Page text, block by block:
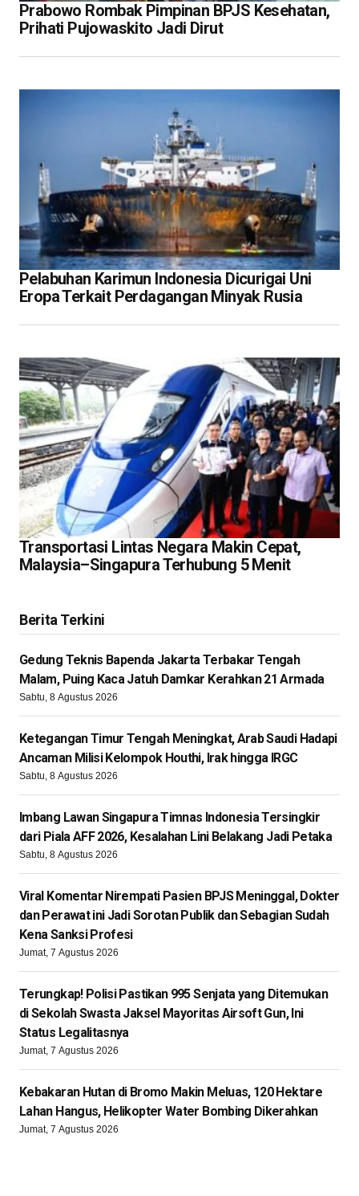
Prabowo Rombak Pimpinan BPJS Kesehatan,
Prihati Pujowaskito Jadi Dirut
Pelabuhan Karimun Indonesia Dicurigai Uni
Eropa Terkait Perdagangan Minyak Rusia
Transportasi Lintas Negara Makin Cepat,
Malaysia–Singapura Terhubung 5 Menit
Berita Terkini
Gedung Teknis Bapenda Jakarta Terbakar Tengah
Malam, Puing Kaca Jatuh Damkar Kerahkan 21 Armada
Sabtu, 8 Agustus 2026
Ketegangan Timur Tengah Meningkat, Arab Saudi Hadapi
Ancaman Milisi Kelompok Houthi, Irak hingga IRGC
Sabtu, 8 Agustus 2026
Imbang Lawan Singapura Timnas Indonesia Tersingkir
dari Piala AFF 2026, Kesalahan Lini Belakang Jadi Petaka
Sabtu, 8 Agustus 2026
Viral Komentar Nirempati Pasien BPJS Meninggal, Dokter
dan Perawat ini Jadi Sorotan Publik dan Sebagian Sudah
Kena Sanksi Profesi
Jumat, 7 Agustus 2026
Terungkap! Polisi Pastikan 995 Senjata yang Ditemukan
di Sekolah Swasta Jaksel Mayoritas Airsoft Gun, Ini
Status Legalitasnya
Jumat, 7 Agustus 2026
Kebakaran Hutan di Bromo Makin Meluas, 120 Hektare
Lahan Hangus, Helikopter Water Bombing Dikerahkan
Jumat, 7 Agustus 2026